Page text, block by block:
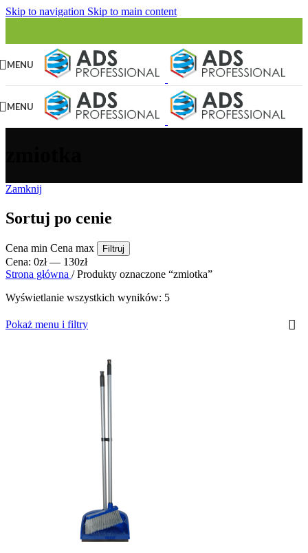
Skip to navigation Skip to main content
MENU
MENU
Zamknij
Sortuj po cenie
Cena min Cena max Filtruj
Cena: 0zł— 130zł
Strona główna / Produkty oznaczone “zmiotka”
Wyświetlanie wszystkich wyników: 5
Pokaż menu i filtry